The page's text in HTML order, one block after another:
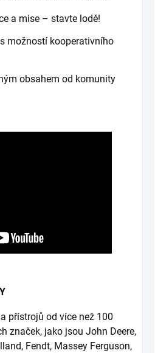
a mise – stavte lodě!
možností kooperativního
obsahem od komunity
přístrojů od více než 100
značek, jako jsou John Deere,
Fendt, Massey Ferguson,